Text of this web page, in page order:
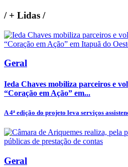
/+ Lidas /
Geral
Ieda Chaves mobiliza parceiros e
“Coração em Ação” em...
A 4ª edição do projeto leva serviços
Geral